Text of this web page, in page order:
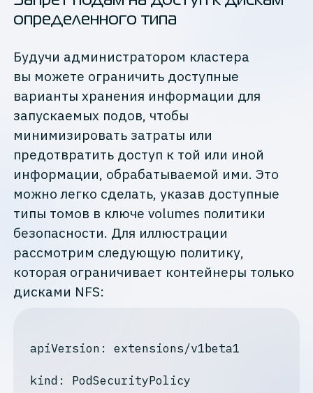
определенного типа
Будучи администратором кластера
вы можете ограничить доступные
варианты хранения информации для
запускаемых подов, чтобы
минимизировать затраты или
предотвратить доступ к той или иной
информации, обрабатываемой ими. Это
можно легко сделать, указав доступные
типы томов в ключе volumes политики
безопасности. Для иллюстрации
рассмотрим следующую политику,
которая ограничивает контейнеры только
дисками NFS:
apiVersion : extensions/v1beta1
kind : PodSecurityPolicy